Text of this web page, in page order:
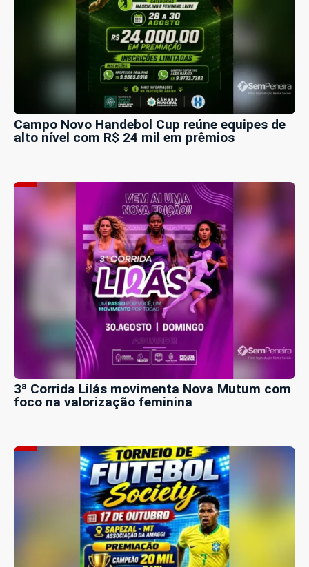
Campo Novo Handebol Cup reúne equipes de
alto nível com R$ 24 mil em prêmios
3ª Corrida Lilás movimenta Nova Mutum com
foco na valorização feminina